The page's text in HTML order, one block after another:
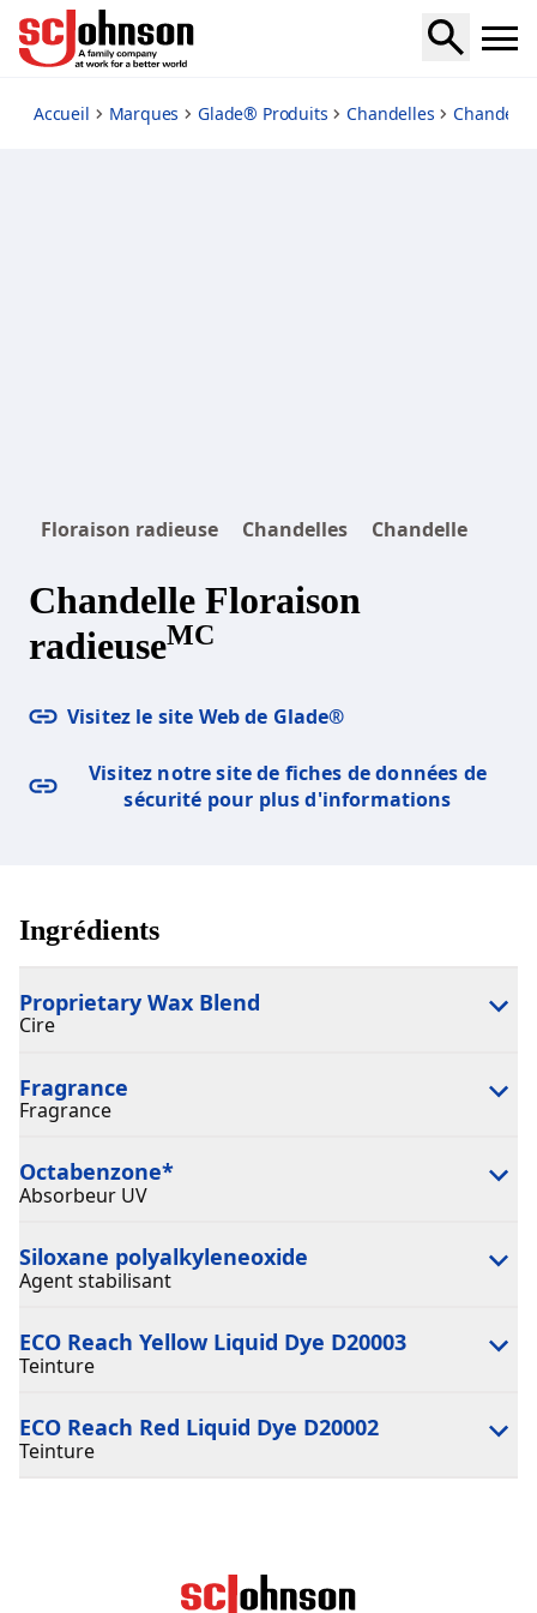
radiant-bloom
Accueil Marques Glade® Produits Chandelles Chandelle
Floraison radieuse Chandelles Chandelle
Chandelle Floraison
radieuseMC
Visitez le site Web de Glade®
Visitez notre site de fiches de données de
sécurité pour plus d'informations
Ingrédients
Proprietary Wax Blend
Cire
Fragrance
Fragrance
Octabenzone*
Absorbeur UV
Siloxane polyalkyleneoxide
Agent stabilisant
ECO Reach Yellow Liquid Dye D20003
Teinture
ECO Reach Red Liquid Dye D20002
Teinture